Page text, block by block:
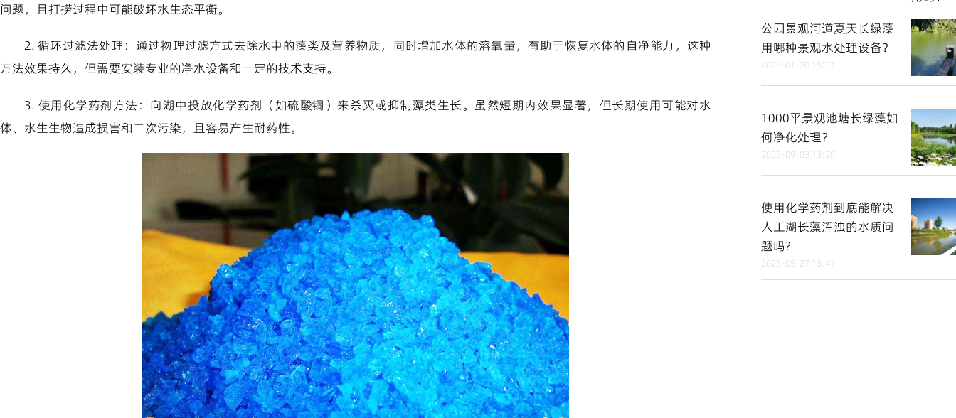
问题，且打捞过程中可能破坏水生态平衡。
2. 循环过滤法处理：通过物理过滤方式去除水中的藻类及营养物质，同时增加水体的溶氧量，有助于恢复水体的自净能力，这种
方法效果持久，但需要安装专业的净水设备和一定的技术支持。
3. 使用化学药剂方法：向湖中投放化学药剂（如硫酸铜）来杀灭或抑制藻类生长。虽然短期内效果显著，但长期使用可能对水
体、水生生物造成损害和二次污染，且容易产生耐药性。
公园景观河道夏天长绿藻
用哪种景观水处理设备？
2026-01-20 15:17
1000平景观池塘长绿藻如
何净化处理？
2025-09-03 13:20
使用化学药剂到底能解决
人工湖长藻浑浊的水质问
题吗?
2025-05-27 13:47